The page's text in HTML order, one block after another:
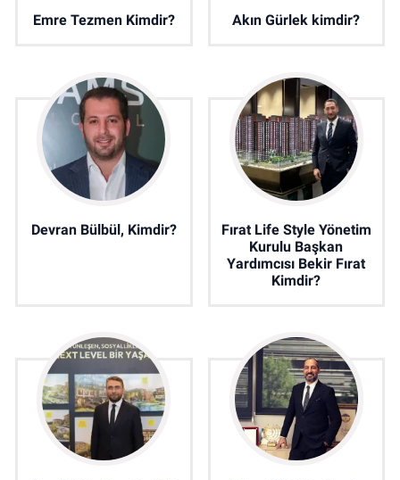
Emre Tezmen Kimdir? Akın Gürlek kimdir?
Devran Bülbül, Kimdir?
Fırat Life Style Yönetim
Kurulu Başkan
Yardımcısı Bekir Fırat
Kimdir?